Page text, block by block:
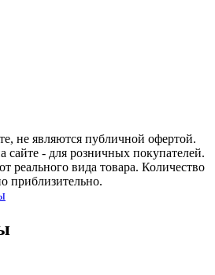
не являются публичной офертой.
сайте - для розничных покупателей.
реального вида товара. Количество
приблизительно.